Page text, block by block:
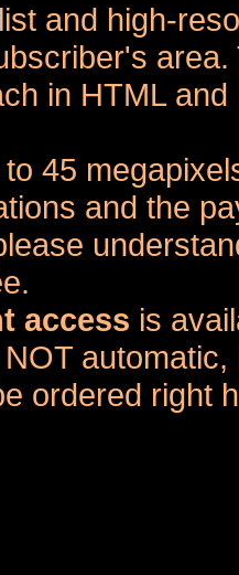
and high-
in HTML
45
and the
access is
ordered right